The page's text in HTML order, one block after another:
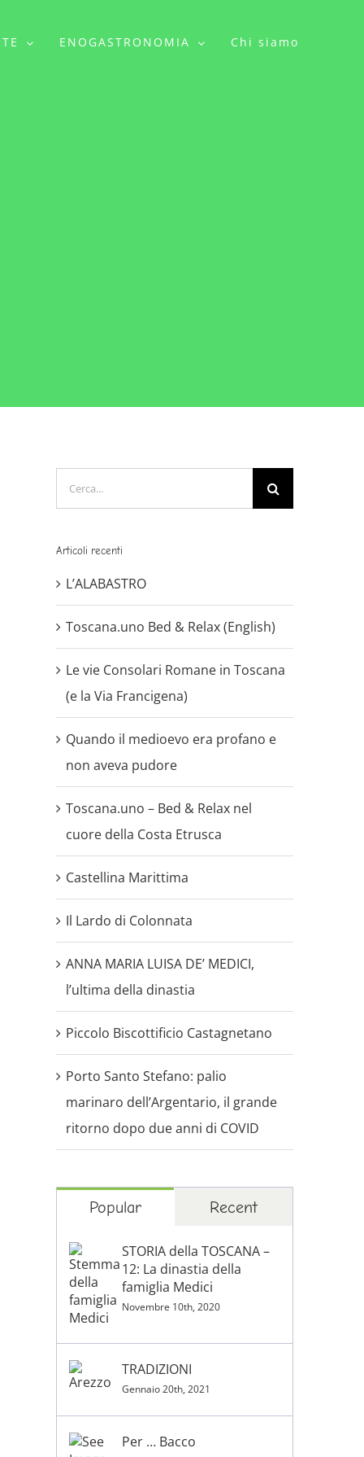
ENOGASTRONOMIA Chi siamo
per:
Articoli recenti
L’ALABASTRO
Toscana.uno Bed & Relax (English)
Le vie Consolari Romane in Toscana
(e la Via Francigena)
Quando il medioevo era profano e
non aveva pudore
Toscana.uno – Bed & Relax nel
cuore della Costa Etrusca
Castellina Marittima
Il Lardo di Colonnata
ANNA MARIA LUISA DE’ MEDICI,
l’ultima della dinastia
Piccolo Biscottificio Castagnetano
Porto Santo Stefano: palio
marinaro dell’Argentario, il grande
ritorno dopo due anni di COVID
Popular Recent
STORIA della TOSCANA –
12: La dinastia della
famiglia Medici
Novembre 10th, 2020
TRADIZIONI
Gennaio 20th, 2021
Per … Bacco